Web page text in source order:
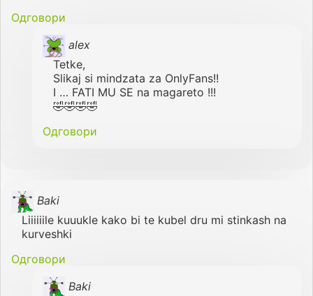
Одговори
alex
Tetke,
Slikaj si mindzata za OnlyFans!!
I … FATI MU SE na magareto !!!
🤣🤣🤣🤣
Одговори
Baki
Liiiiiile kuuukle kako bi te kubel dru mi stinkash na
kurveshki
Одговори
Baki